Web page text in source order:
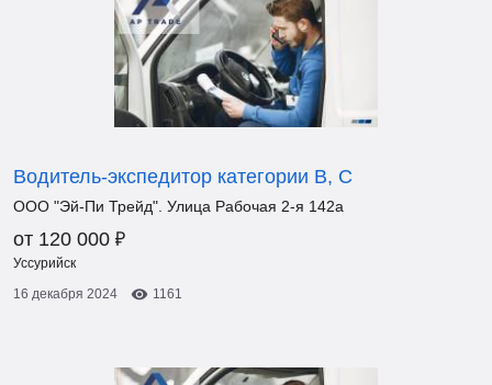
Водитель-экспедитор категории В, С
ООО "Эй-Пи Трейд". Улица Рабочая 2-я 142а
от 120 000 ₽
Уссурийск
16 декабря 2024
1161